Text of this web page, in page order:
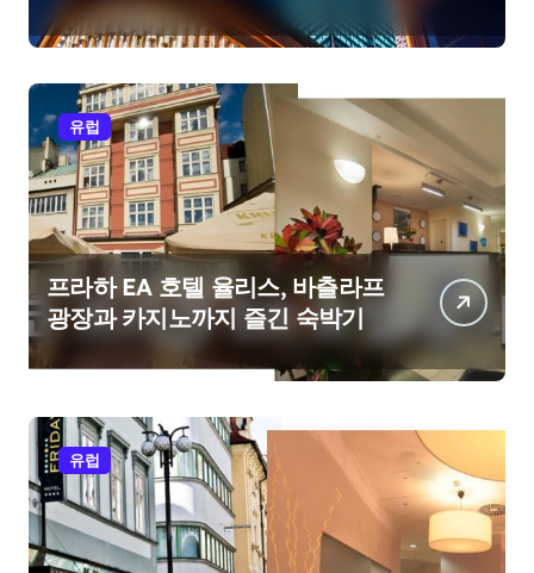
유럽
프라하 EA 호텔 율리스, 바츨라프
광장과 카지노까지 즐긴 숙박기
유럽